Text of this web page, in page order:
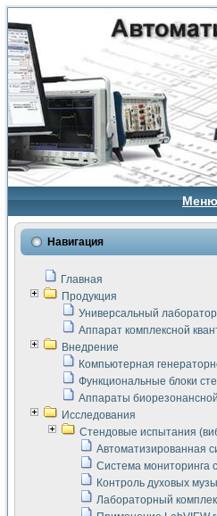
Меню
Навигация
Главная
Продукция
Универсальный
Аппарат комплексной
Внедрение
Компьютерная
Функциональные блоки
Аппараты
Исследования
Стендовые испытания
Автоматизированная
Система мониторинга
Контроль духовых
Лабораторный